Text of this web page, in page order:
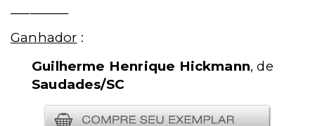
Ganhador :
Guilherme Henrique Hickmann, de
Saudades/SC